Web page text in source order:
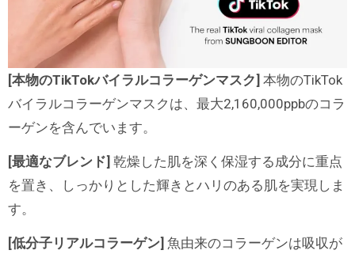
[本物のTikTokバイラルコラーゲンマスク] 本物のTikTok
バイラルコラーゲンマスクは、最大2,160,000ppbのコラ
ーゲンを含んでいます。
[最適なブレンド] 乾燥した肌を深く保湿する成分に重点
を置き、しっかりとした輝きとハリのある肌を実現しま
す。
[低分子リアルコラーゲン] 魚由来のコラーゲンは吸収が